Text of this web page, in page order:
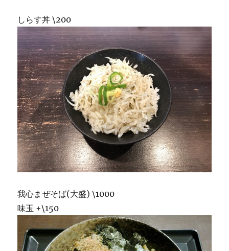
しらす丼 \200
我心まぜそば(大盛) \1000
味玉 +\150